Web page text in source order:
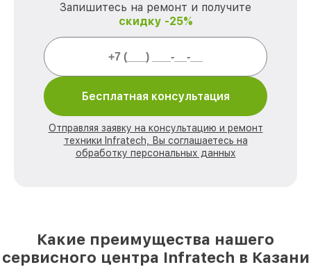
Запишитесь на ремонт и получите
скидку -25%
Бесплатная консультация
Отправляя заявку на консультацию и ремонт
техники Infratech, Вы соглашаетесь на
обработку персональных данных
Какие преимущества нашего
сервисного центра Infratech в Казани